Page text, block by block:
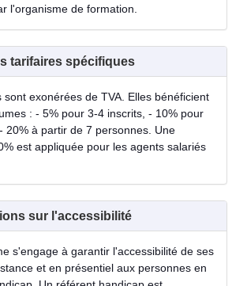
l'organisme de formation.
tarifaires spécifiques
sont exonérées de TVA. Elles bénéficient
: - 5% pour 3-4 inscrits, - 10% pour
20% à partir de 7 personnes. Une
est appliquée pour les agents salariés
sur l'accessibilité
s'engage à garantir l'accessibilité de ses
et en présentiel aux personnes en